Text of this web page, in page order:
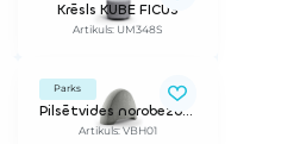
Krēsls KUBE FICUS
Artikuls: UM348S
Parks
Pilsētvides norobežojums NOSA
Artikuls: VBH01